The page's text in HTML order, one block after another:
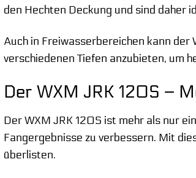
den Hechten Deckung und sind daher
Auch in Freiwasserbereichen kann
verschiedenen Tiefen anzubieten, um
Der WXM JRK 120S –
Der WXM JRK 120S ist mehr als nur
Fangergebnisse zu verbessern. Mit
überlisten.